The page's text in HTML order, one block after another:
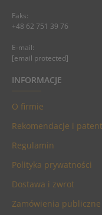
Faks:
+48 62 751 39 76
E-mail:
[email protected]
INFORMACJE
O firmie
Rekomendacje i
Regulamin
Polityka prywatności
Dostawa i zwrot
Zamówienia publiczne